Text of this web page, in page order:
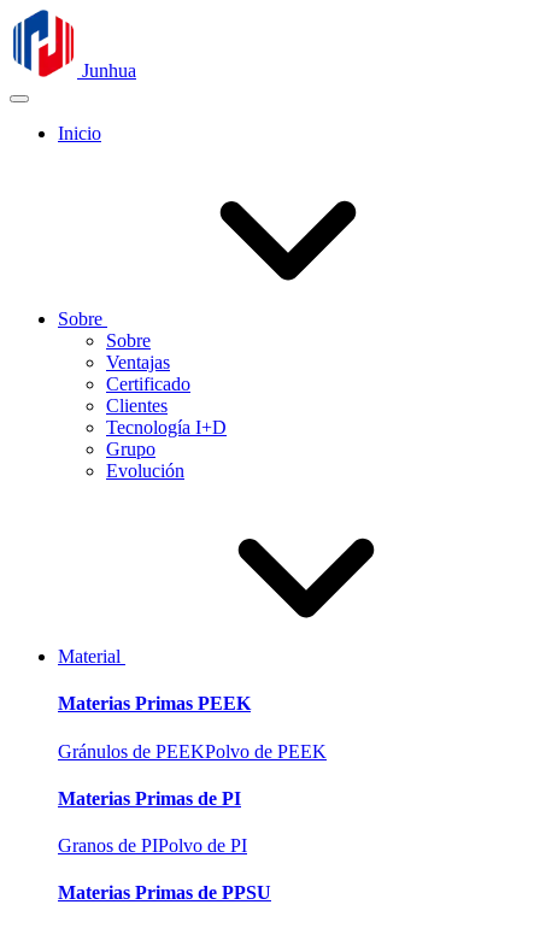
Junhua
Inicio
Sobre
Sobre
Ventajas
Certificado
Clientes
Tecnología I+D
Grupo
Evolución
Material
Materias Primas PEEK
Gránulos de PEEKPolvo de PEEK
Materias Primas de PI
Granos de PIPolvo de PI
Materias Primas de PPSU